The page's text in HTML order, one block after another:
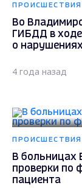
ПРОИСШЕСТВИЯ
Во
ГИБДД в ходе
о нарушениях
4 года назад
ПРОИСШЕСТВИЯ
В больницах
проверки по
пациента